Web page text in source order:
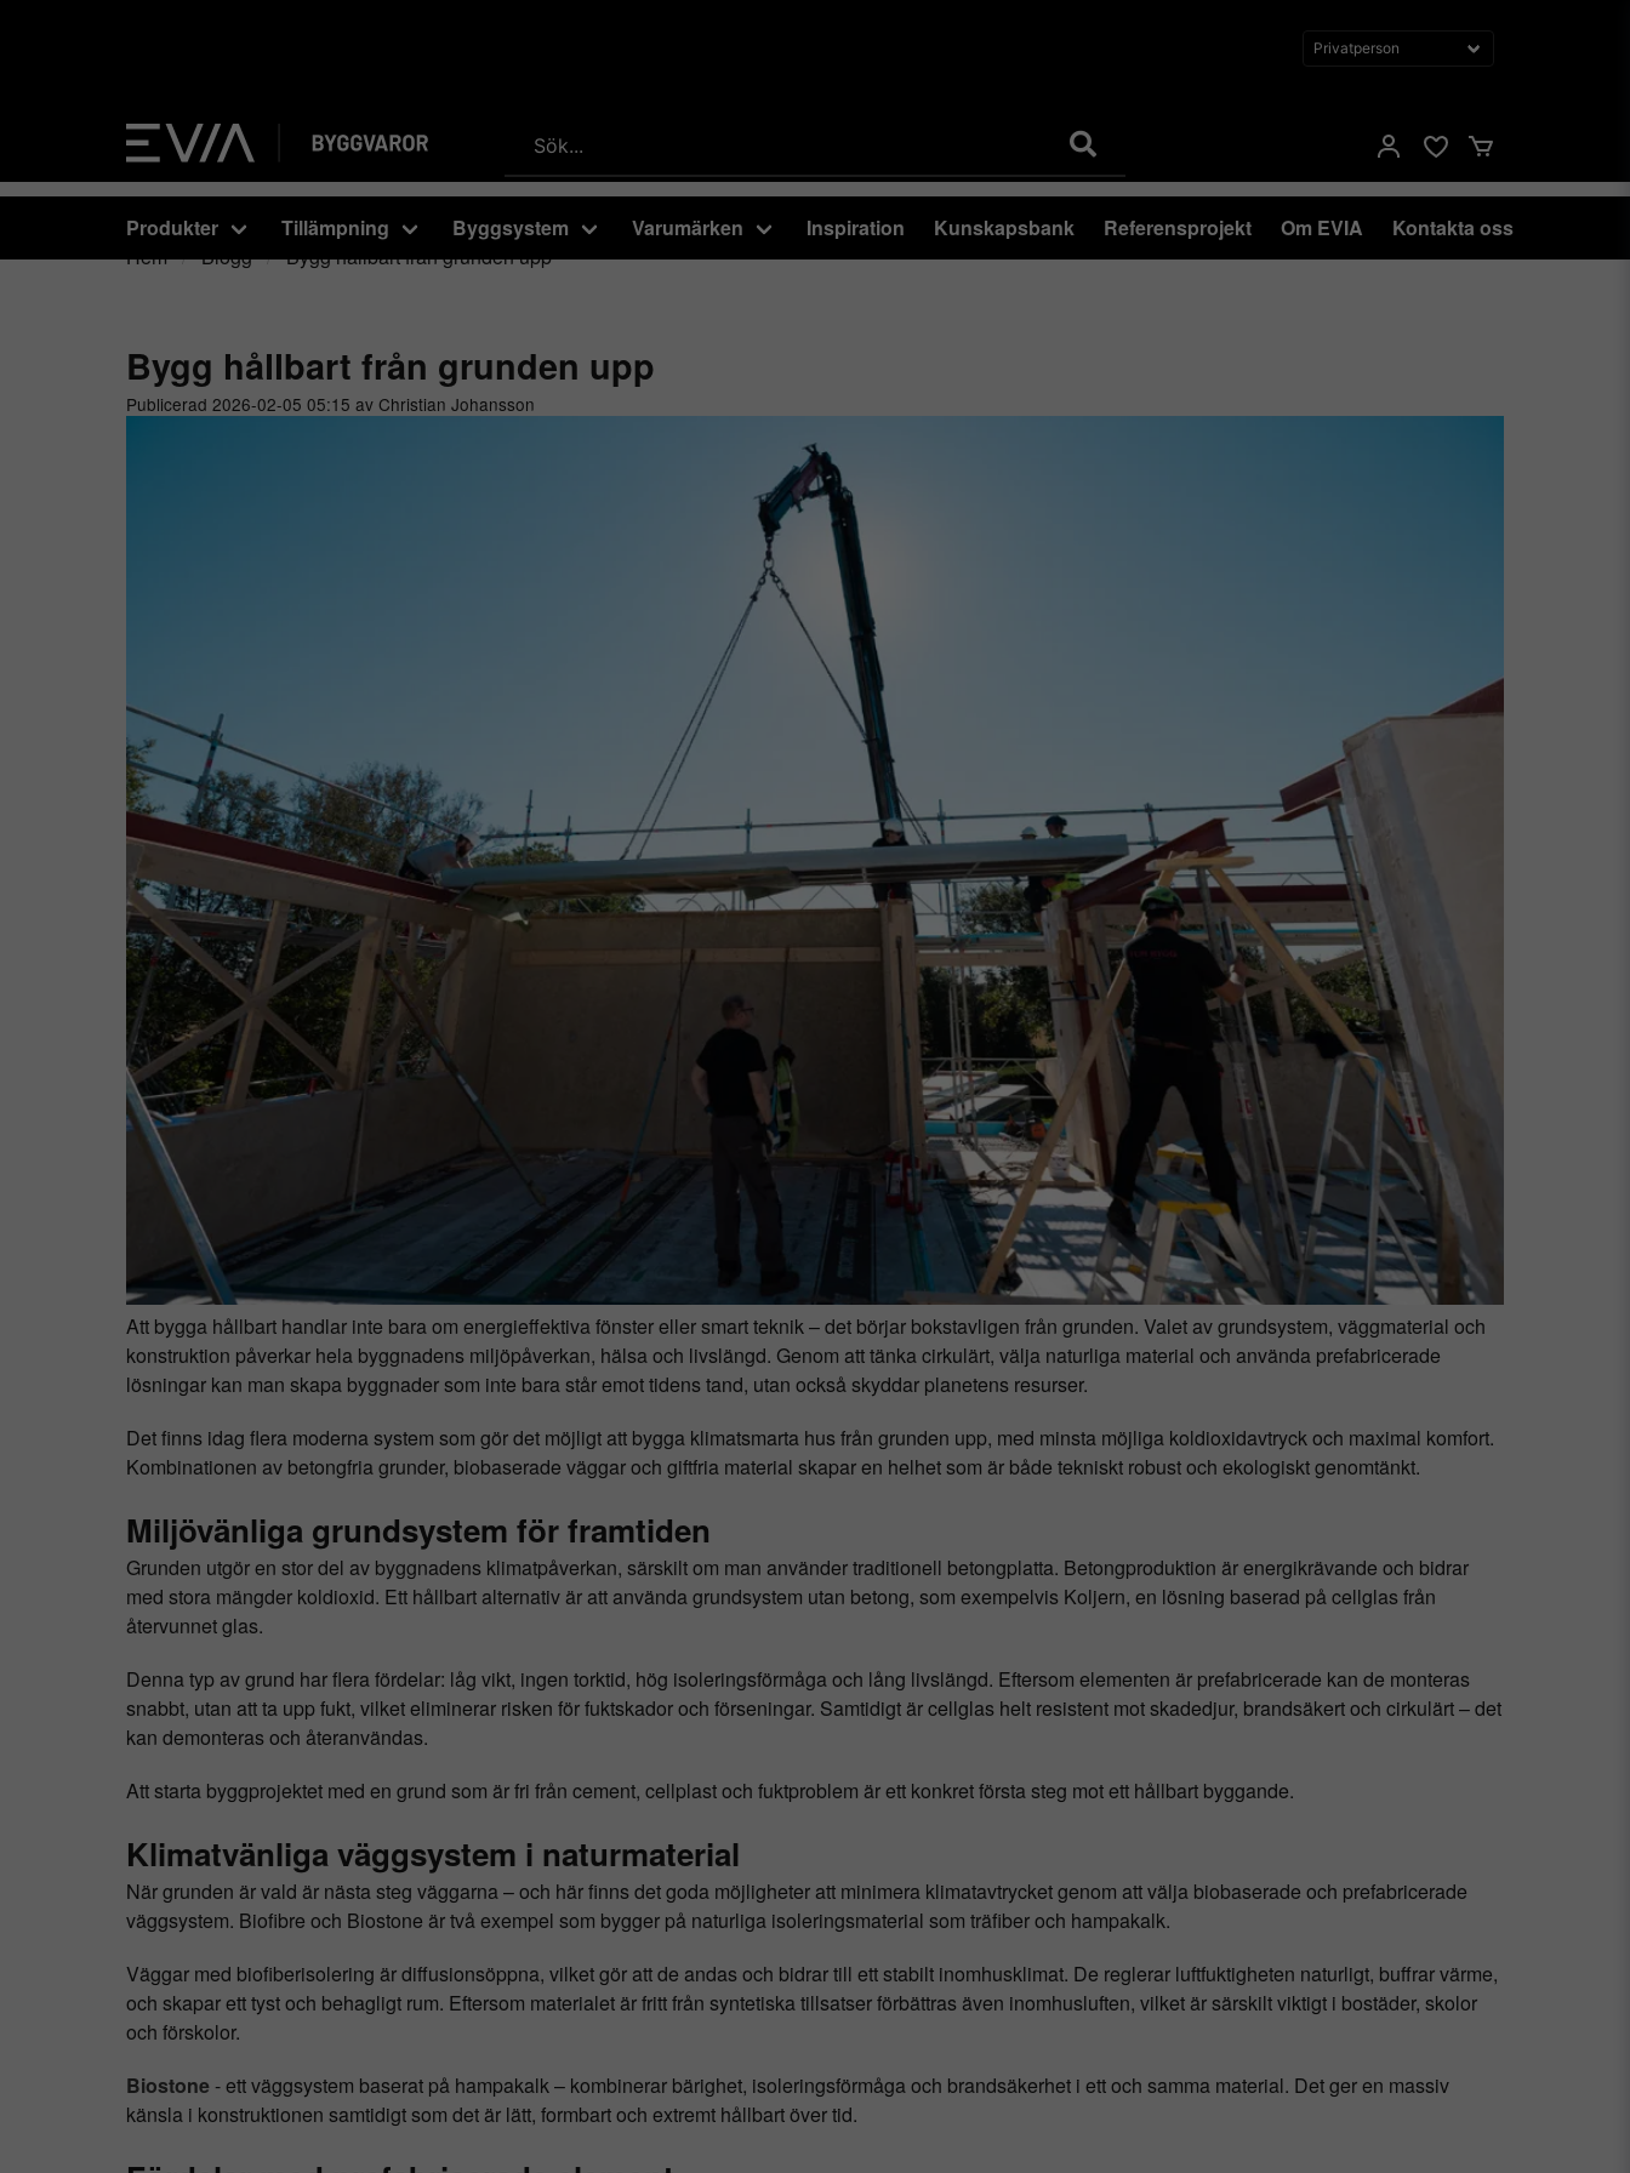
Produkter Tillämpning Byggsystem Varumärken Inspiration Kunskapsbank Referensprojekt Om EVIA
Kontakta oss
Hem
Blogg Bygg hållbart från grunden upp
Bygg hållbart från grunden upp
Publicerad 2026-02-05 05:15 av Christian Johansson
Att bygga hållbart handlar inte bara om energieffektiva fönster eller smart teknik – det börjar bokstavligen från grunden. Valet av grundsystem, väggmaterial och
konstruktion påverkar hela byggnadens miljöpåverkan, hälsa och livslängd. Genom att tänka cirkulärt, välja naturliga material och använda prefabricerade
lösningar kan man skapa byggnader som inte bara står emot tidens tand, utan också skyddar planetens resurser.
Det finns idag flera moderna system som gör det möjligt att bygga klimatsmarta hus från grunden upp, med minsta möjliga koldioxidavtryck och maximal komfort.
Kombinationen av betongfria grunder, biobaserade väggar och giftfria material skapar en helhet som är både tekniskt robust och ekologiskt genomtänkt.
Miljövänliga grundsystem för framtiden
Grunden utgör en stor del av byggnadens klimatpåverkan, särskilt om man använder traditionell betongplatta. Betongproduktion är energikrävande och bidrar
med stora mängder koldioxid. Ett hållbart alternativ är att använda grundsystem utan betong, som exempelvis Koljern, en lösning baserad på cellglas från
återvunnet glas.
Denna typ av grund har flera fördelar: låg vikt, ingen torktid, hög isoleringsförmåga och lång livslängd. Eftersom elementen är prefabricerade kan de monteras
snabbt, utan att ta upp fukt, vilket eliminerar risken för fuktskador och förseningar. Samtidigt är cellglas helt resistent mot skadedjur, brandsäkert och cirkulärt – det
kan demonteras och återanvändas.
Att starta byggprojektet med en grund som är fri från cement, cellplast och fuktproblem är ett konkret första steg mot ett hållbart byggande.
Klimatvänliga väggsystem i naturmaterial
När grunden är vald är nästa steg väggarna – och här finns det goda möjligheter att minimera klimatavtrycket genom att välja biobaserade och prefabricerade
väggsystem. Biofibre och Biostone är två exempel som bygger på naturliga isoleringsmaterial som träfiber och hampakalk.
Väggar med biofiberisolering är diffusionsöppna, vilket gör att de andas och bidrar till ett stabilt inomhusklimat. De reglerar luftfuktigheten naturligt, buffrar värme,
och skapar ett tyst och behagligt rum. Eftersom materialet är fritt från syntetiska tillsatser förbättras även inomhusluften, vilket är särskilt viktigt i bostäder, skolor
och förskolor.
Biostone - ett väggsystem baserat på hampakalk – kombinerar bärighet, isoleringsförmåga och brandsäkerhet i ett och samma material. Det ger en massiv
känsla i konstruktionen samtidigt som det är lätt, formbart och extremt hållbart över tid.